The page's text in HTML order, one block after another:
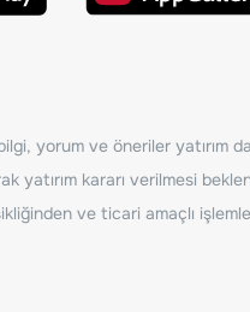
yorum ve öneriler yatırım
kararı verilmesi
ve ticari amaçlı